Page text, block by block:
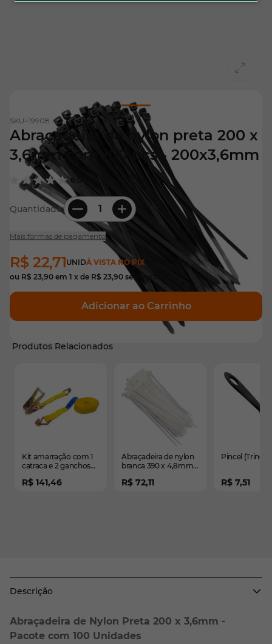
View larger image
0.0 | 0 Avaliações
SKU=19908
Abraçadeira de nylon preta 200 x
3,6mm com 100 pçs - 200x3,6mm
Quantidade:
Mais formas de pagamento
R$ 22,71UNIDÀ VISTA NO PIX
ou R$ 23,90 em 1 x de R$ 23,90 sem juros
Adicionar ao Carrinho
Produtos Relacionados
É possível navegar pelos elementos do carrossel
Pressione para ir para a navegação em carrossel
Kit amarração com 1
catraca e 2 ganchos
Resistência 5TON
R$ 141,46
Abraçadeira de nylon
branca 390 x 4,8mm
390x4,8mm
R$ 72,11
Pincel
R$ 7,51
Descrição
Abraçadeira de Nylon Preta 200 x 3,6mm -
Pacote com 100 Unidades